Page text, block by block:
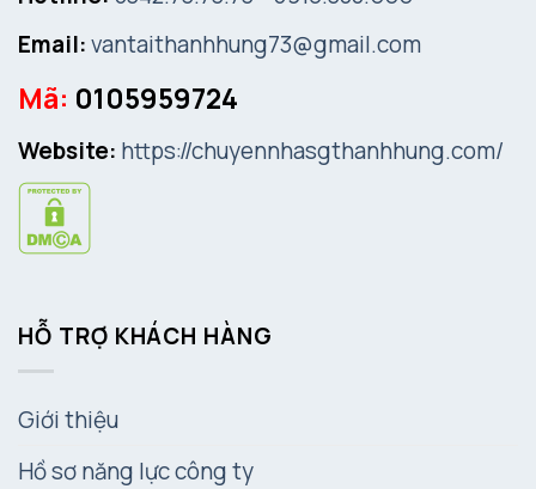
Email:vantaithanhhung73@gmail.com
Mã: 0105959724
Website: https://chuyennhasgthanhhung.com/
HỖ TRỢ KHÁCH HÀNG
Giới thiệu
Hồ sơ năng lực công ty